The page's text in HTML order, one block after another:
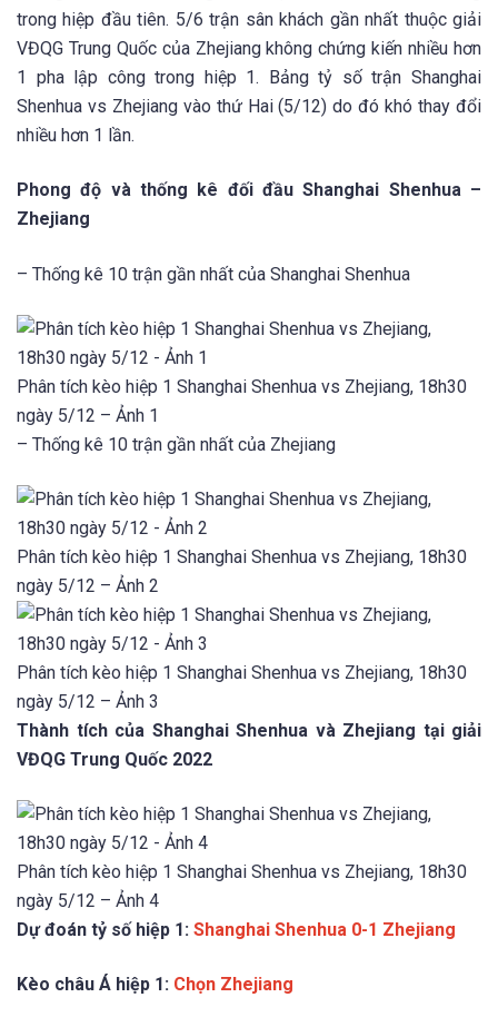
trong hiệp đầu tiên. 5/6 trận sân khách gần nhất thuộc giải
VĐQG Trung Quốc của Zhejiang không chứng kiến nhiều hơn
1 pha lập công trong hiệp 1. Bảng tỷ số trận Shanghai
Shenhua vs Zhejiang vào thứ Hai (5/12) do đó khó thay đổi
nhiều hơn 1 lần.
Phong độ và thống kê đối đầu Shanghai Shenhua –
Zhejiang
– Thống kê 10 trận gần nhất của Shanghai Shenhua
Phân tích kèo hiệp 1 Shanghai Shenhua vs Zhejiang, 18h30
ngày 5/12 – Ảnh 1
– Thống kê 10 trận gần nhất của Zhejiang
Phân tích kèo hiệp 1 Shanghai Shenhua vs Zhejiang, 18h30
ngày 5/12 – Ảnh 2
Phân tích kèo hiệp 1 Shanghai Shenhua vs Zhejiang, 18h30
ngày 5/12 – Ảnh 3
Thành tích của Shanghai Shenhua và Zhejiang tại giải
VĐQG Trung Quốc 2022
Phân tích kèo hiệp 1 Shanghai Shenhua vs Zhejiang, 18h30
ngày 5/12 – Ảnh 4
Dự đoán tỷ số hiệp 1: Shanghai Shenhua 0-1 Zhejiang
Kèo châu Á hiệp 1: Chọn Zhejiang